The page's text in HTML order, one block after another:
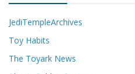
JediTempleArchives
Toy Habits
The Toyark News